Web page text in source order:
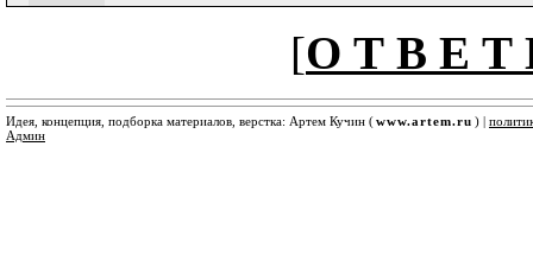
[О Т В Е Т
Идея, концепция, подборка материалов, верстка: Артем Кучин (www.artem.ru ) |
Админ